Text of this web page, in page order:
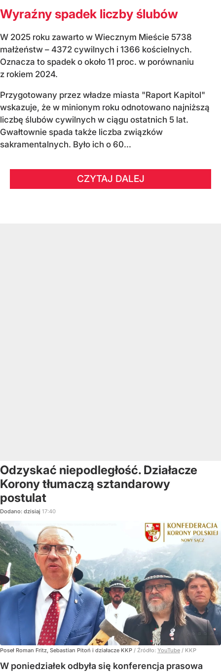
Wyraźny spadek liczby ślubów
W 2025 roku zawarto w Wiecznym Mieście 5738
małżeństw – 4372 cywilnych i 1366 kościelnych.
Oznacza to spadek o około 11 proc. w porównaniu
z rokiem 2024.
Przygotowany przez władze miasta "Raport Kapitol"
wskazuje, że w minionym roku odnotowano najniższą
liczbę ślubów cywilnych w ciągu ostatnich 5 lat.
Gwałtownie spada także liczba związków
sakramentalnych. Było ich o 60...
CZYTAJ DALEJ
Odzyskać niepodległość. Działacze
Korony tłumaczą sztandarowy
postulat
Dodano: dzisiaj 17:40
Poseł Roman Fritz, Sebastian Pitoń i działacze KKP / Źródło: YouTube / KKP
W poniedziałek odbyła się konferencja prasowa